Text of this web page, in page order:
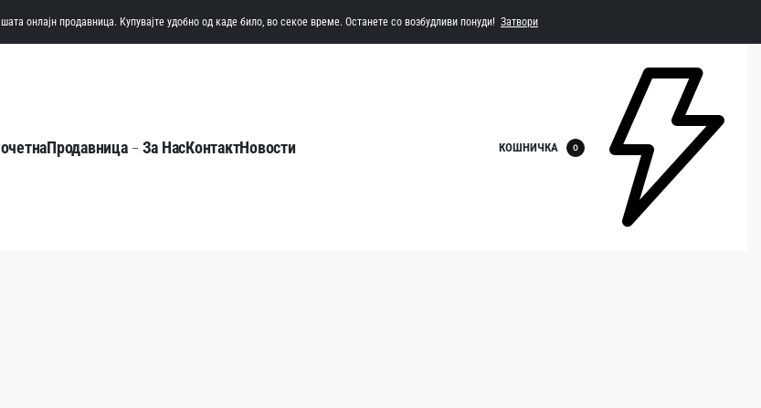
онлајн продавница. Купувајте удобно од каде било, во секое време. Останете со возбудливи понуди! Затвори
Продавница За НасКонтактНовости КОШНИЧКА 0